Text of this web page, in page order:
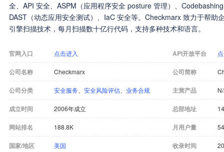
全、API 安全、ASPM（应用程序安全 posture 管理）、
DAST（动态应用安全测试）、IaC 安全等。Checkmarx 致力于帮助
引擎扫描技术，每月扫描数十亿行代码，支持多种技术和语言。
官网入口 点击进入 API开放平台
公司名称 Checkmarx 公司简称
公司分类 安全服务 安全风险评估 业务合规 主营产品
成立时间 2006年成立 总部地址
网站排名 188.8K 月用户量
国家/地区 美国 收录时间